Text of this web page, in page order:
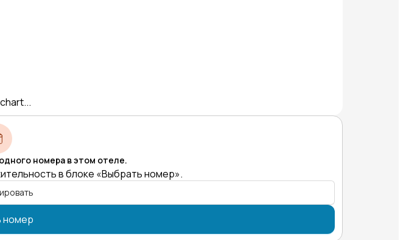
номера в этом отеле.
в блоке «Выбрать номер».
номер